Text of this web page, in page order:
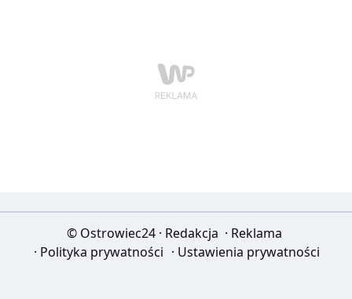
© Ostrowiec24 · Redakcja · Reklama
· Polityka prywatności · Ustawienia prywatności